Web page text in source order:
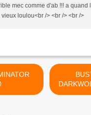
mec comme d'ab !!! a quand
loulou<br /> <br /> <br />